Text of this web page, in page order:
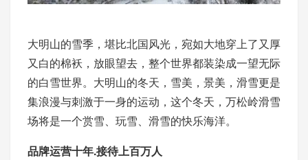
大明山的雪季，堪比北国风光，宛如大地穿上了又厚
又白的棉袄，放眼望去，整个世界都装染成一望无际
的白雪世界。大明山的冬天，雪美，景美，滑雪更是
集浪漫与刺激于一身的运动，这个冬天，万松岭滑雪
场将是一个赏雪、玩雪、滑雪的快乐海洋。
品牌运营十年.接待上百万人